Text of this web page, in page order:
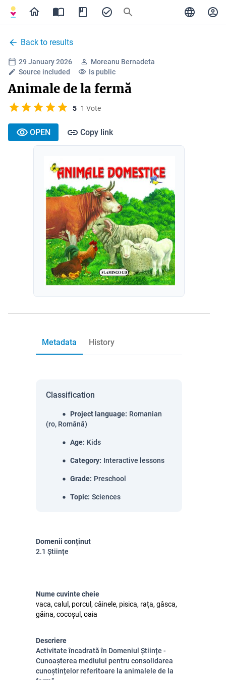
Back to results
29 January 2026
Moreanu Bernadeta
Source included
Is public
Animale de la fermă
5 1 Vote
OPEN Copy link
Metadata History
Classification
Project language: Romanian
(ro, Română)
Age: Kids
Category: Interactive lessons
Grade: Preschool
Topic: Sciences
Domenii conținut
2.1 Științe
Nume cuvinte cheie
vaca, calul, porcul, câinele, pisica, rața, gâsca,
găina, cocoșul, oaia
Descriere
Activitate încadrată în Domeniul Științe -
Cunoașterea mediului pentru consolidarea
cunoștințelor referitoare la animalele de la